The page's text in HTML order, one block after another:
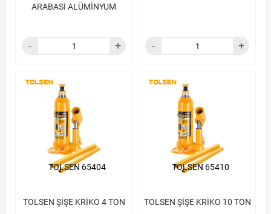
ARABASI ALÜMİNYUM
TOLSEN ŞİŞE KRİKO 4 TON
TOLSEN 65404
TOLSEN ŞİŞE KRİKO 10 TON
TOLSEN 65410